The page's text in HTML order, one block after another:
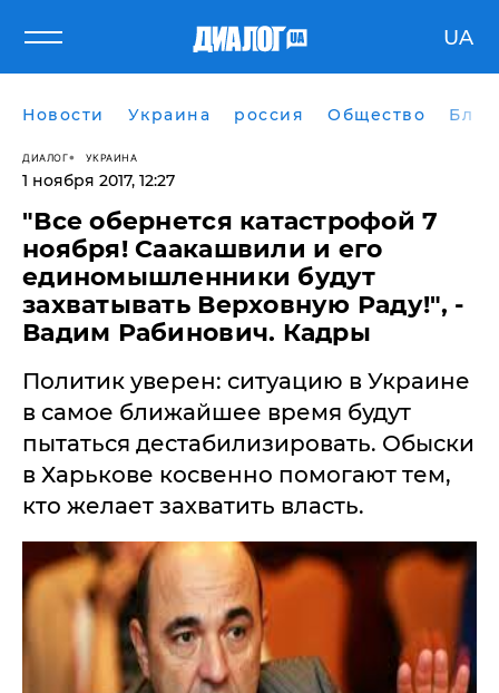
UA
Новости Украина россия Общество
ДИАЛОГ УКРАИНА
1 ноября 2017, 12:27
"Все обернется катастрофой 7
ноября! Саакашвили и его
единомышленники будут
захватывать Верховную Раду!", -
Вадим Рабинович. Кадры
Политик уверен: ситуацию в Украине
в самое ближайшее время будут
пытаться дестабилизировать. Обыски
в Харькове косвенно помогают тем,
кто желает захватить власть.